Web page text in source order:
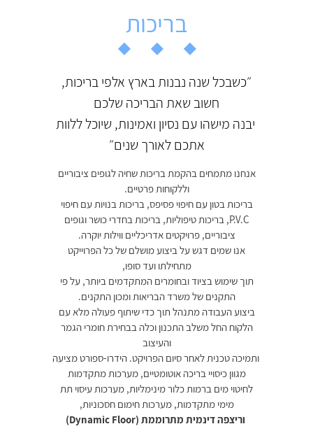
בריכות
״כשבכל שנה נבנות בארץ אלפי בריכות,
חשוב שאת הבריכה שלכם
יבנה מישהו עם נסיון ואמינות, שיוכל ללוות
אתכם לאורך שנים״
אנחנו מתמחים בהקמת בריכות שחיה לגופים ציבוריים
וללקוחות פרטיים.
בריכות בטון עם חיפוי פסיפס, בריכות בנויות עם חיפוי
P.V.C, בריכות טיפוליות, בריכות בחדרי כושר וגופים
ציבוריים, פרויקטים אדריכליים ווילות יוקרה.
אנו שמים דגש על ביצוע מושלם של כל הפרוייקט
מתחילתו ועד סופו,
תוך שימוש בציוד ובחומרים המתקדמים ביותר, על פי
התקנים של משרד הבריאות ומכון התקנים.
ביצוע העבודה מתנהל תוך כדי שיתוף פעולה מלא עם
הלקוח החל משלב התכנון וכלה בבחירת חומרי הגמר
והעיצוב
ותמיכה טכנית לאחר סיום הפרויקט. הידרו-ספורט מציעה
מגוון כיסויי בריכה אוטומטיים, מערכות מתקדמות
לחיטוי מים ברמות כלור מינימליות, מערכות עיסוי תת
מימי מתקדמות, מערכות חימום חסכוניות,
וריצפה דינמית מתרוממת (Dynamic Floor)